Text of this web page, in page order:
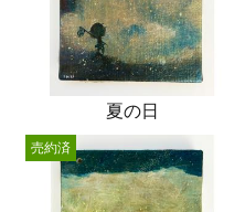
夏の日
売約済